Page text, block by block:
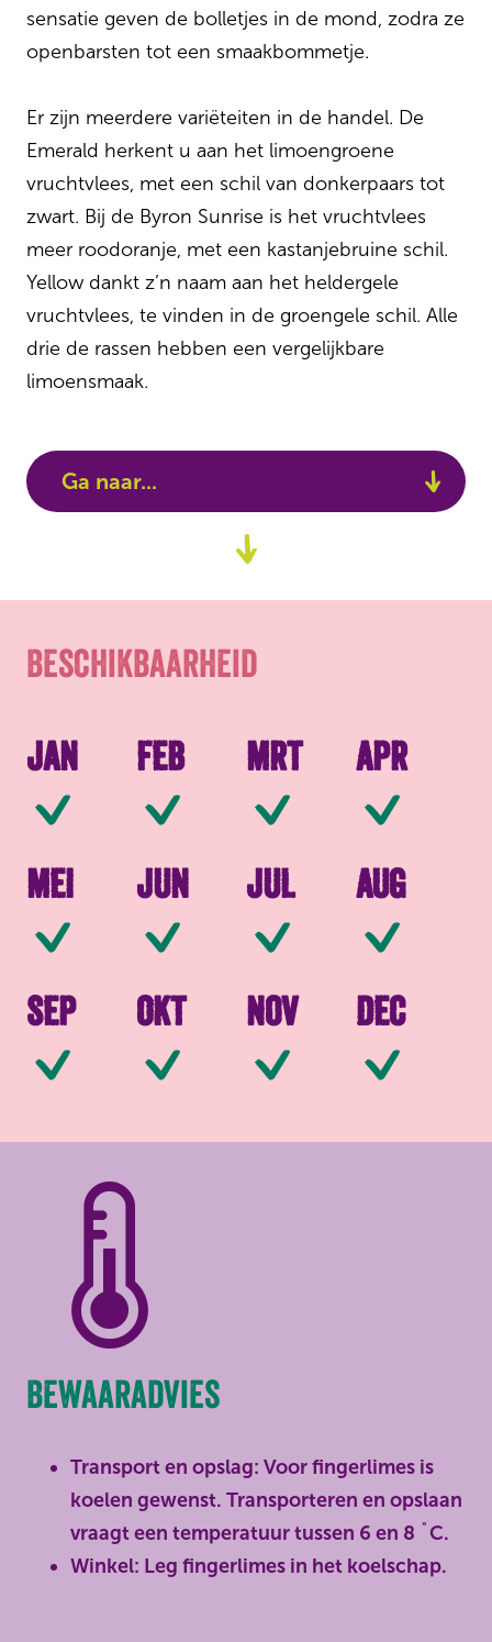
sensatie geven de bolletjes in de mond, zodra ze
openbarsten tot een smaakbommetje.
Er zijn meerdere variëteiten in de handel. De
Emerald herkent u aan het limoengroene
vruchtvlees, met een schil van donkerpaars tot
zwart. Bij de Byron Sunrise is het vruchtvlees
meer roodoranje, met een kastanjebruine schil.
Yellow dankt z’n naam aan het heldergele
vruchtvlees, te vinden in de groengele schil. Alle
drie de rassen hebben een vergelijkbare
limoensmaak.
Ga naar...
Verpakkingen
Beschikbaarheid
Jan
Beschikbaar
Feb
Beschikbaar
Mrt
Beschikbaar
Apr
Mei
Beschikbaar
Jun
Beschikbaar
Jul
Beschikbaar
Aug
Sep
Beschikbaar
Okt
Beschikbaar
Nov
Beschikbaar
Dec
Bewaaradvies
Transport en opslag: Voor fingerlimes is
koelen gewenst. Transporteren en opslaan
vraagt een temperatuur tussen 6 en 8 ˚C.
Winkel: Leg fingerlimes in het koelschap.